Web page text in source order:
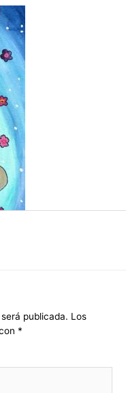
publicada. Los
*